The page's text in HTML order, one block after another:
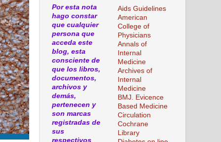
Por esta nota
hago constar
que cualquier
persona que
acceda este
blog, esta
consciente de
que los libros,
documentos,
archivos y
demás,
pertenecen y
son marcas
registradas de
sus
respectivos
Aids Guidelines
American
College of
Physicians
Annals of
Internal
Medicine
Archives of
Internal
Medicine
BMJ. Evicence
Based Medicine
Circulation
Cochrane
Library